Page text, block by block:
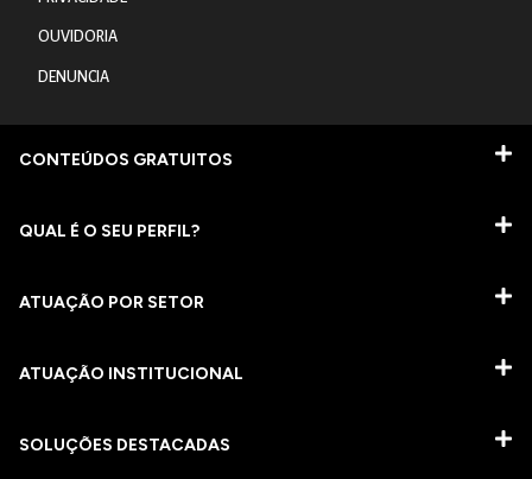
OUVIDORIA
DENUNCIA
CONTEÚDOS GRATUITOS
QUAL É O SEU PERFIL?
ATUAÇÃO POR SETOR
ATUAÇÃO INSTITUCIONAL
SOLUÇÕES DESTACADAS